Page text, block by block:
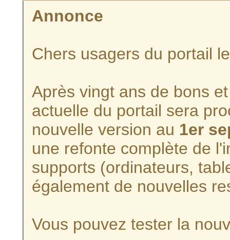
Annonce
Chers usagers du portail
Après vingt ans de bons
actuelle du portail sera
nouvelle version au 1er
une refonte complète de
supports (ordinateurs,
également de nouvelles
Vous pouvez tester la